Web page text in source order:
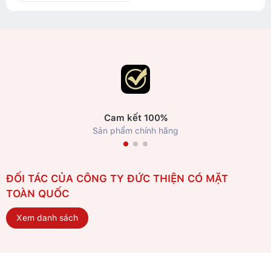
Cam kết 100%
Sản phẩm chính hãng
ĐỐI TÁC CỦA CÔNG TY ĐỨC THIỆN CÓ MẶT
TOÀN QUỐC
Xem danh sách